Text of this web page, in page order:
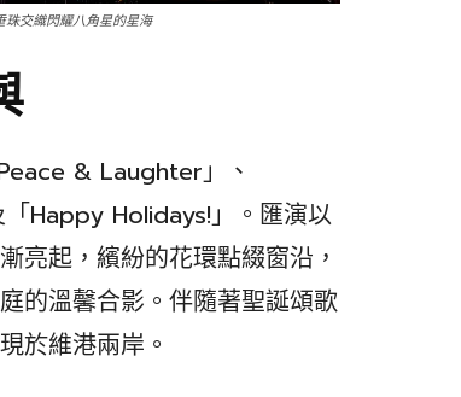
交織閃耀八角星的星海
& Laughter」、
Happy Holidays!」。匯演以
亮起，繽紛的花環點綴窗沿，
的溫馨合影。伴隨著聖誕頌歌
於維港兩岸。